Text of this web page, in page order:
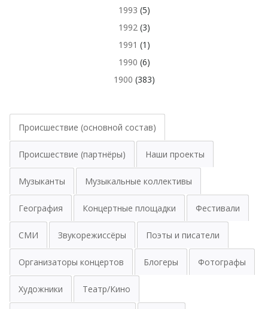
1993 (5)
1992(3)
1991 (1)
1990 (6)
1900 (383)
Происшествие (основной состав)
Происшествие (партнёры) Наши проекты
Музыканты Музыкальные коллективы
География Концертные площадки Фестивали
СМИ Звукорежиссёры Поэты и писатели
Организаторы концертов Блогеры Фотографы
Художники Театр/Кино